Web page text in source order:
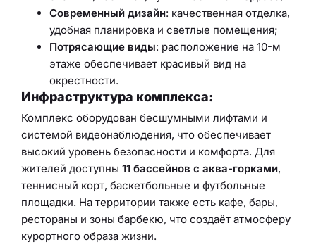
Современный дизайн: качественная отделка,
удобная планировка и светлые помещения;
Потрясающие виды: расположение на 10-м
этаже обеспечивает красивый вид на
окрестности.
Инфраструктура комплекса:
Комплекс оборудован бесшумными лифтами и
системой видеонаблюдения, что обеспечивает
высокий уровень безопасности и комфорта. Для
жителей доступны 11 бассейнов с аква-горками,
теннисный корт, баскетбольные и футбольные
площадки. На территории также есть кафе, бары,
рестораны и зоны барбекю, что создаёт атмосферу
курортного образа жизни.